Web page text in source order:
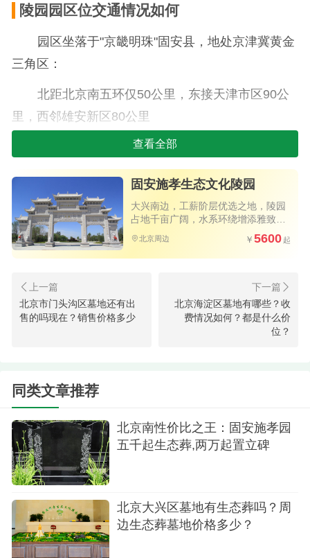
陵园园区位交通情况如何
园区坐落于"京畿明珠"固安县，地处京津冀黄金
三角区：
北距北京南五环仅50公里，东接天津市区90公
里，西邻雄安新区80公里
立体交通网络完善：
大广高速（园区东侧）
荣乌高速（南侧）
G112国道（南侧）
航"固安施孝园"即可直达。
陵园文化理念介绍
文化游览区：孝道文化展示长廊
殡仪服务区：现代化殡仪服务中心
墓园礼葬区：多元化安葬园区
查看全部
固安施孝生态文化陵园
大兴南边，工薪阶层优选之地，陵园
占地千亩广阔，水系环绕增添雅致，
北京周边 5600
北京市门头沟区墓地还有出
售的吗现在？销售价格多少
北京海淀区墓地有哪些？收
费情况如何？都是什么价
位？
同类文章推荐
北京南性价比之王：固安施孝园
五千起生态葬,两万起置立碑
北京大兴区墓地有生态葬吗？周
边生态葬墓地价格多少？